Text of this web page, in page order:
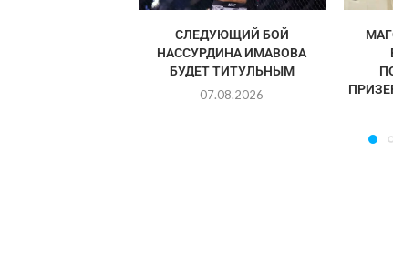
СЛЕДУЮЩИЙ БОЙ
НАССУРДИНА ИМАВОВА
БУДЕТ ТИТУЛЬНЫМ
07.08.2026